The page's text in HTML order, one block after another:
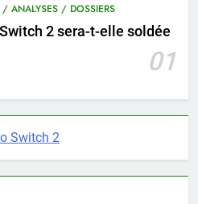
/ ANALYSES / DOSSIERS
2 sera-t-elle soldée
01
Switch 2